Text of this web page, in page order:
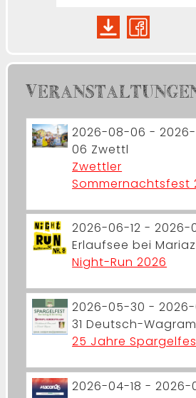
2026-08-06 -
06 Zwettl
Zwettler
Sommernachtsfest
2026-06-12 - 2026-
Erlaufsee bei
Night-Run 2026
2026-05-30 -
31 Deutsch-Wagram
25 Jahre
2026-04-18 - 2026-